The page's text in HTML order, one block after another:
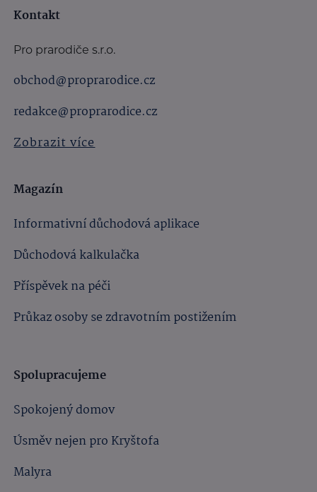
Kontakt
Pro prarodiče s.r.o.
obchod@proprarodice.cz
redakce@proprarodice.cz
Zobrazit více
Magazín
Informativní důchodová aplikace
Důchodová kalkulačka
Příspěvek na péči
Průkaz osoby se zdravotním postižením
Spolupracujeme
Spokojený domov
Úsměv nejen pro Kryštofa
Malyra